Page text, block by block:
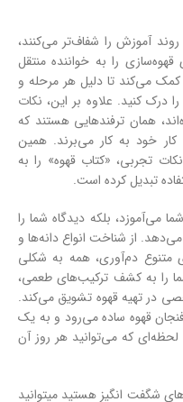
روند آموزش را شفاف‌تر می‌کنند،
را به خواننده منتقل
می‌کند تا دلیل هر مرحله و
درک کنید. علاوه بر این، نکات
همان ترفندهایی هستند که
کار خود به کار می‌برند. همین
تجربی، «کتاب قهوه» را به
تبدیل کرده است.
می‌آموزد، بلکه دیدگاه شما را
از شناخت انواع دانه‌ها و
متنوع دم‌آوری، همه به شکلی
را به کشف ترکیب‌های طعمی،
در تهیه قهوه تشویق می‌کند.
قهوه ساده می‌رود و به یک
که می‌توانید هر روز آن
شگفت انگیز هستید میتوانید